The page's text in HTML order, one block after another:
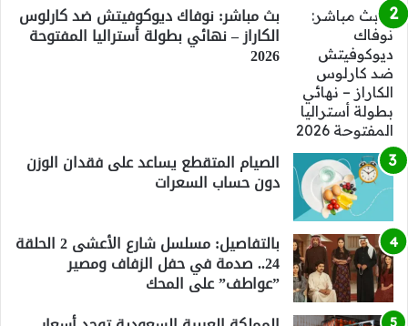
بث مباشر: نوفاك ديوكوفيتش ضد كارلوس
الكاراز – نهائي بطولة أستراليا المفتوحة
2026
الصيام المتقطع يساعد على فقدان الوزن
دون حساب السعرات
بالتفاصيل: مسلسل شارع الأعشى 2 الحلقة
24.. صدمة في حفل الزفاف ومصير
”عواطف” على المحك